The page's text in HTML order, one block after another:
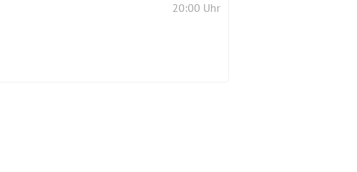
20:00 Uhr